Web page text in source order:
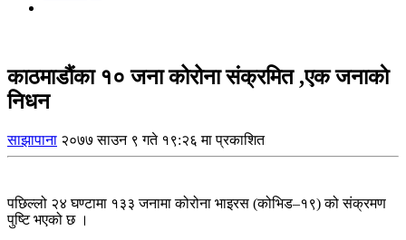
काठमाडौंका १० जना कोरोना संक्रमित ,एक जनाकाे
निधन
साझापाना २०७७ साउन ९ गते १९:२६ मा प्रकाशित
पछिल्लो २४ घण्टामा १३३ जनामा कोरोना भाइरस (कोभिड–१९) को संक्रमण
पुष्टि भएको छ ।